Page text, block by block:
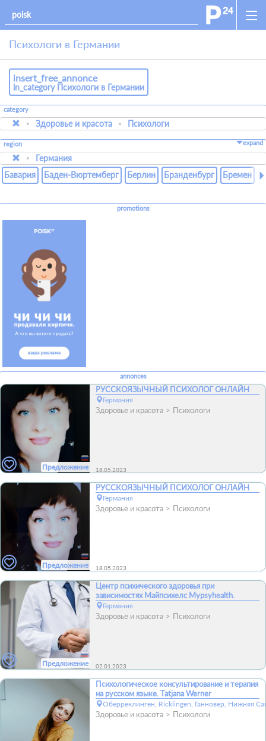
Психологи в Германии
insert_free_annonce
in_category Психологи в Германии
category
Здоровье и красота Психологи
region expand
Германия
Бавария
Баден-Вюртемберг Берлин Бранденбург Бремен
promotions
annonces
Предложение
РУССКОЯЗЫЧНЫЙ ПСИХОЛОГ ОНЛАЙН
Германия
Здоровье и красота Психологи
18.05.2023
Предложение
РУССКОЯЗЫЧНЫЙ ПСИХОЛОГ ОНЛАЙН
Германия
Здоровье и красота Психологи
18.05.2023
Предложение
Центр психического здоровья при
зависимостях Майпсихелс Mypsyhealth.
Германия
Здоровье и красота Психологи
02.01.2023
Психологическое консультирование и терапия
на русском языке. Tatjana Werner
Оберреклинген, Ricklingen, Ганновер, Нижняя
Здоровье и красота Психологи